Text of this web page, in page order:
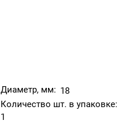
Диаметр, мм: 18
Количество шт. в упаковке:
1